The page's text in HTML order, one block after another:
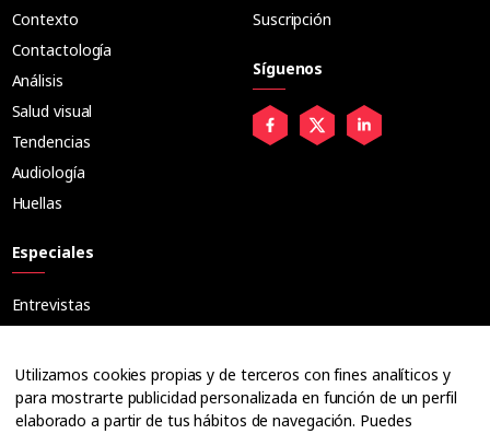
Contexto
Contactología
Análisis
Salud visual
Tendencias
Audiología
Huellas
Especiales
Entrevistas
Ópticos
Cuadernos
Guías
Suscripción
Síguenos
Utilizamos cookies propias y de terceros con fines analíticos y
para mostrarte publicidad personalizada en función de un perfil
elaborado a partir de tus hábitos de navegación. Puedes